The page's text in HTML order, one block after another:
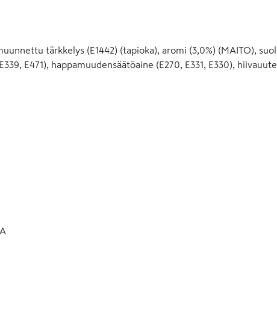
tärkkelys (E1442) (tapioka), aromi (3,0%) (MAITO),
E471), happamuudensäätöaine (E270, E331, E330), hiivauute,